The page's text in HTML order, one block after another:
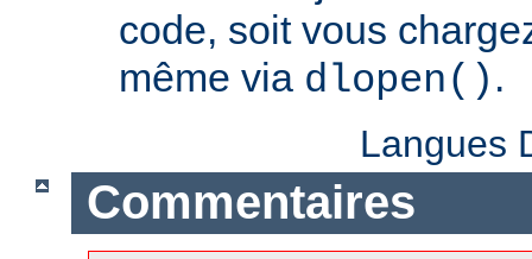
code, soit vous
même via dlopen() .
Langues
Commentaires